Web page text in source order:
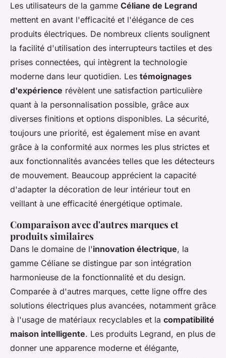
Les utilisateurs de la gamme Céliane de Legrand
mettent en avant l'efficacité et l'élégance de ces
produits électriques. De nombreux clients soulignent
la facilité d'utilisation des interrupteurs tactiles et des
prises connectées, qui intègrent la technologie
moderne dans leur quotidien. Les témoignages
d'expérience révèlent une satisfaction particulière
quant à la personnalisation possible, grâce aux
diverses finitions et options disponibles. La sécurité,
toujours une priorité, est également mise en avant
grâce à la conformité aux normes les plus strictes et
aux fonctionnalités avancées telles que les détecteurs
de mouvement. Beaucoup apprécient la capacité
d'adapter la décoration de leur intérieur tout en
veillant à une efficacité énergétique optimale.
Comparaison avec d'autres marques et
produits similaires
Dans le domaine de l'innovation électrique, la
gamme Céliane se distingue par son intégration
harmonieuse de la fonctionnalité et du design.
Comparée à d'autres marques, cette ligne offre des
solutions électriques plus avancées, notamment grâce
à l'usage de matériaux recyclables et la compatibilité
maison intelligente. Les produits Legrand, en plus de
donner une apparence moderne et élégante,